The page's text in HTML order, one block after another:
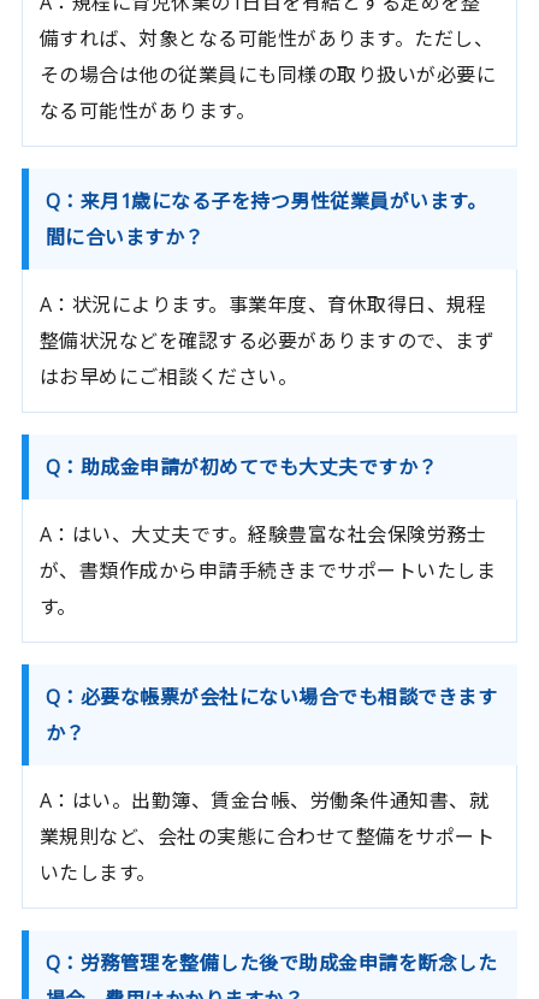
備すれば、対象となる可能性があります。ただし、
その場合は他の従業員にも同様の取り扱いが必要に
なる可能性があります。
Q：来月1歳になる子を持つ男性従業員がいます。
間に合いますか？
A：状況によります。事業年度、育休取得日、規程
整備状況などを確認する必要がありますので、まず
はお早めにご相談ください。
Q：助成金申請が初めてでも大丈夫ですか？
A：はい、大丈夫です。経験豊富な社会保険労務士
が、書類作成から申請手続きまでサポートいたしま
す。
Q：必要な帳票が会社にない場合でも相談できます
か？
A：はい。出勤簿、賃金台帳、労働条件通知書、就
業規則など、会社の実態に合わせて整備をサポート
いたします。
Q：労務管理を整備した後で助成金申請を断念した